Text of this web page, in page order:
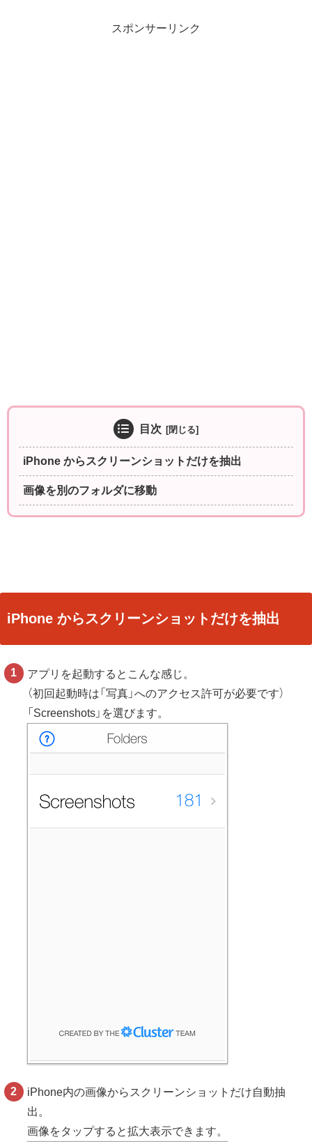
スポンサーリンク
目次
iPhone からスクリーンショットだけを抽出
画像を別のフォルダに移動
iPhone からスクリーンショットだけを抽出
アプリを起動するとこんな感じ。
（初回起動時は「写真」へのアクセス許可が必要です）
「Screenshots」を選びます。
iPhone内の画像からスクリーンショットだけ自動抽
出。
画像をタップすると拡大表示できます。